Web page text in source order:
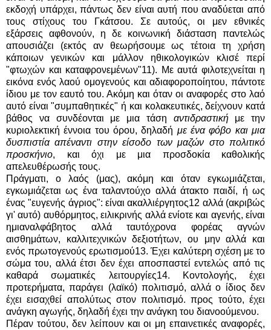
εκδοχή υπάρχει, πάντως δεν είναι αυτή που αναδύεται από
τους στίχους του Γκάτσου. Σε αυτούς, οι μεν εθνικές
εξάρσεις αφθονούν, η δε κοινωνική διάσταση παντελώς
απουσιάζει (εκτός αν θεωρήσουμε ως τέτοια τη χρήση
κάποιων γενικών και μάλλον ηθικολογικών κλισέ περί
"φτωχών και καταφρονεμένων"11). Με αυτά φιλοτεχνείται η
εικόνα ενός λαού ομογενούς και αδιαφοροποίητου, πάντοτε
ίδιου με τον εαυτό του. Ακόμη και όταν οι αναφορές στο λαό
αυτό είναι "συμπαθητικές" ή και κολακευτικές, δείχνουν κατά
βάθος να συνδέονται με μια τάση αντιδραστικήμε την
κυριολεκτική έννοια του όρου, δηλαδή με ένα φόβο και μια
δυσπιστία απέναντι στην είσοδο των μαζών στο πολιτικό
προσκήνιο, και όχι με μια προσδοκία καθολικής
απελευθέρωσής τους.
Πράγματι, ο λαός (μας), ακόμη και όταν εγκωμιάζεται,
εγκωμιάζεται ως ένα ταλαντούχο αλλά άτακτο παιδί, ή ως
ένας "ευγενής άγριος": είναι ακαλλιέργητος12 αλλά (ακριβώς
γι' αυτό) αυθόρμητος, ειλικρινής αλλά ενίοτε και αγενής, είναι
ημιαναλφάβητος αλλά ταυτόχρονα φορέας αγνών
αισθημάτων, καλλιτεχνικών δεξιοτήτων, ου μην αλλά και
ενός πρωτογενούς ερωτισμού13. Έχει καλύτερη σχέση με το
σώμα του, αλλά έτσι δεν έχει αποσπαστεί εντελώς από τις
καθαρά σωματικές λειτουργίες14. Κοντολογής, έχει
προτερήματα, παράγει (λαϊκό) πολιτισμό, αλλά ο ίδιος δεν
έχει εισαχθεί απολύτως στον πολιτισμό. προς τούτο, έχει
ανάγκη αγωγής, δηλαδή έχει την ανάγκη του διανοούμενου.
Πέραν τούτου, δεν λείπουν και οι μη επαινετικές αναφορές,